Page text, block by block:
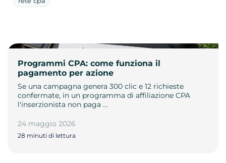
Programmi CPA: come funziona il
pagamento per azione
Se una campagna genera 300 clic e 12 richieste
confermate, in un programma di affiliazione CPA
l'inserzionista non paga …
24 maggio 2026
28 minuti di lettura